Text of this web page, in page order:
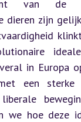
van de
dieren zijn
in Europa
een sterke
we hoe deze